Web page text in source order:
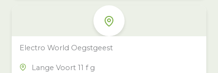
Electro World Oegstgeest
Lange Voort 11 f g